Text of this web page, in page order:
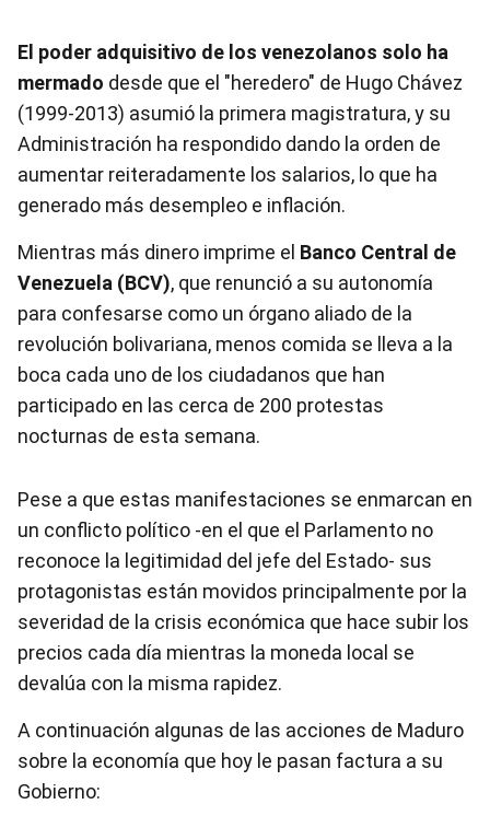
El poder adquisitivo de los venezolanos solo ha
mermado desde que el "heredero" de Hugo Chávez
(1999-2013) asumió la primera magistratura, y su
Administración ha respondido dando la orden de
aumentar reiteradamente los salarios, lo que ha
generado más desempleo e inflación.
Mientras más dinero imprime el Banco Central de
Venezuela (BCV), que renunció a su autonomía
para confesarse como un órgano aliado de la
revolución bolivariana, menos comida se lleva a la
boca cada uno de los ciudadanos que han
participado en las cerca de 200 protestas
nocturnas de esta semana.
Pese a que estas manifestaciones se enmarcan en
un conflicto político -en el que el Parlamento no
reconoce la legitimidad del jefe del Estado- sus
protagonistas están movidos principalmente por la
severidad de la crisis económica que hace subir los
precios cada día mientras la moneda local se
devalúa con la misma rapidez.
A continuación algunas de las acciones de Maduro
sobre la economía que hoy le pasan factura a su
Gobierno: